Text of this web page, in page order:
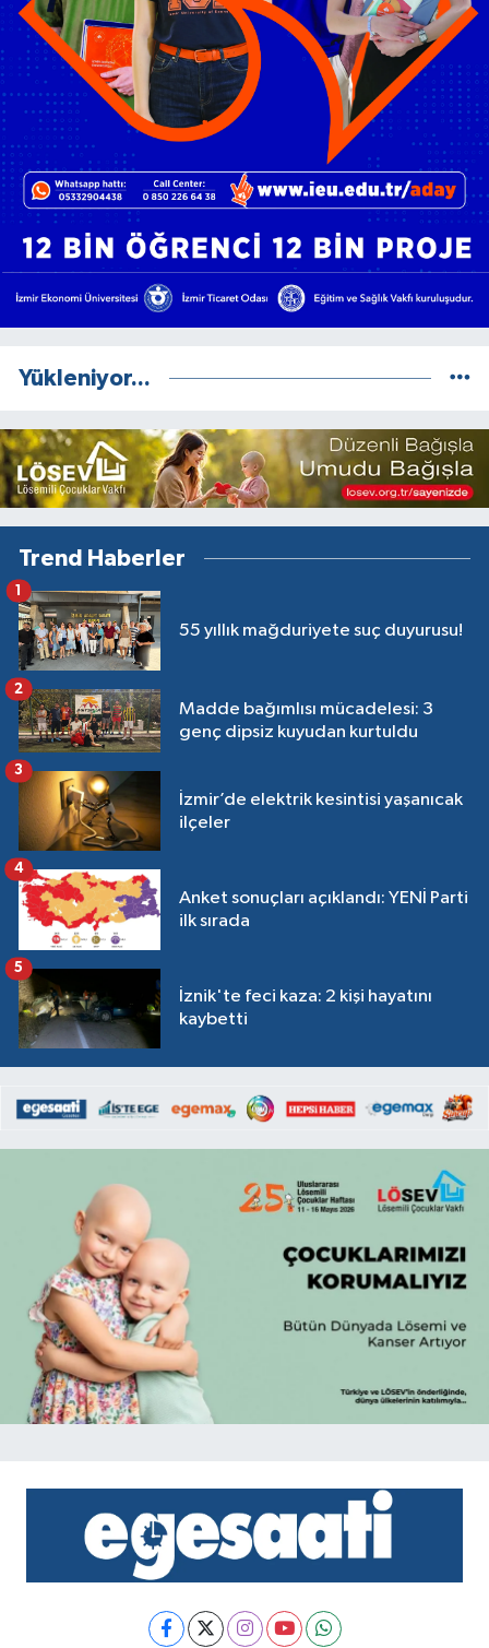
Yükleniyor...
Trend Haberler
55 yıllık mağduriyete suç duyurusu!
1
Madde bağımlısı mücadelesi: 3
genç dipsiz kuyudan kurtuldu
2
İzmir’de elektrik kesintisi yaşanıcak
ilçeler
3
Anket sonuçları açıklandı: YENİ Parti
ilk sırada
4
İznik'te feci kaza: 2 kişi hayatını
kaybetti
5